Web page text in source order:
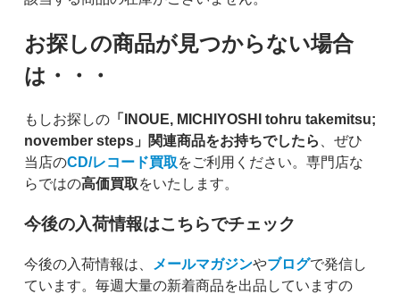
お探しの商品が見つからない場合
は・・・
もしお探しの「INOUE, MICHIYOSHI tohru takemitsu;
november steps」関連商品をお持ちでしたら 、ぜひ
当店のCD/レコード買取をご利用ください。専門店な
らではの高価買取をいたします。
今後の入荷情報はこちらでチェック
今後の入荷情報は、 メールマガジンやブログで発信し
ています。毎週大量の新着商品を出品していますの